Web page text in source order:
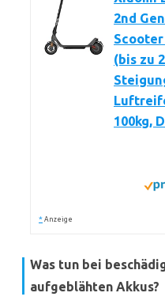
2nd
(bis zu
100kg,
* Anzeige
Was tun bei
aufgeblähten Akkus?